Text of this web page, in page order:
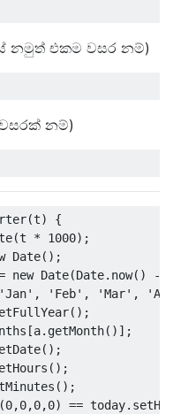
නමුත් එකම වසර නම්)
නම්)
(t)
{
(t * 1000);
Date();
new Date(Date. now() -
'Jan' , 'Feb' , 'Mar' ,
();
[a. getMonth()];
();
();
();
(0,0,0,0) == today.